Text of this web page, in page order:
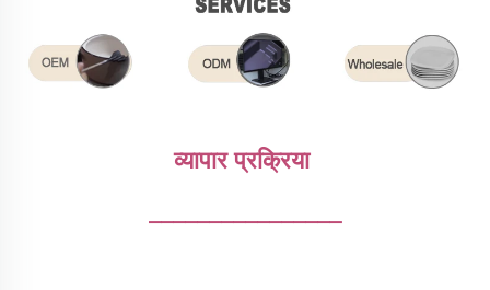
व्यापार प्रक्रिया
________________